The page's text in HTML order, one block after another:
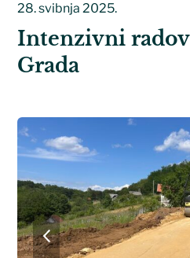
28. svibnja 2025.
Intenzivni
Grada
previous
slide